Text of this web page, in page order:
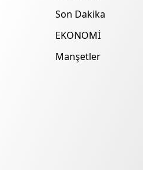
Son Dakika
EKONOMİ
Manşetler